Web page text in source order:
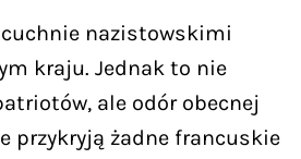
cuchnie nazistowskimi
kraju. Jednak to nie
ale odór obecnej
przykryją żadne francuskie